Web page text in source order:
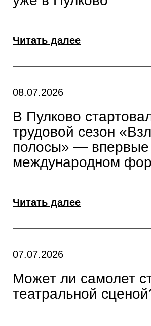
Читать далее
08.07.2026
В Пулково
трудовой сезон
полосы» — впервые
международном
Читать далее
07.07.2026
Может ли самолет
театральной